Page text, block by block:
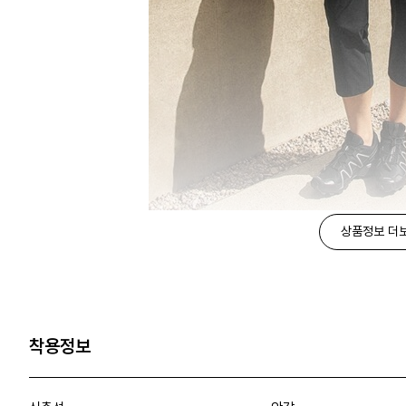
상품정보 더
착용정보